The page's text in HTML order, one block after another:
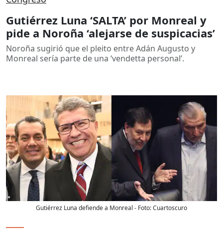
Gutiérrez Luna ‘SALTA’ por Monreal y
pide a Noroña ‘alejarse de suspicacias’
Noroña sugirió que el pleito entre Adán Augusto y
Monreal sería parte de una ‘vendetta personal’.
Gutiérrez Luna defiende a Monreal - Foto:Cuartoscuro